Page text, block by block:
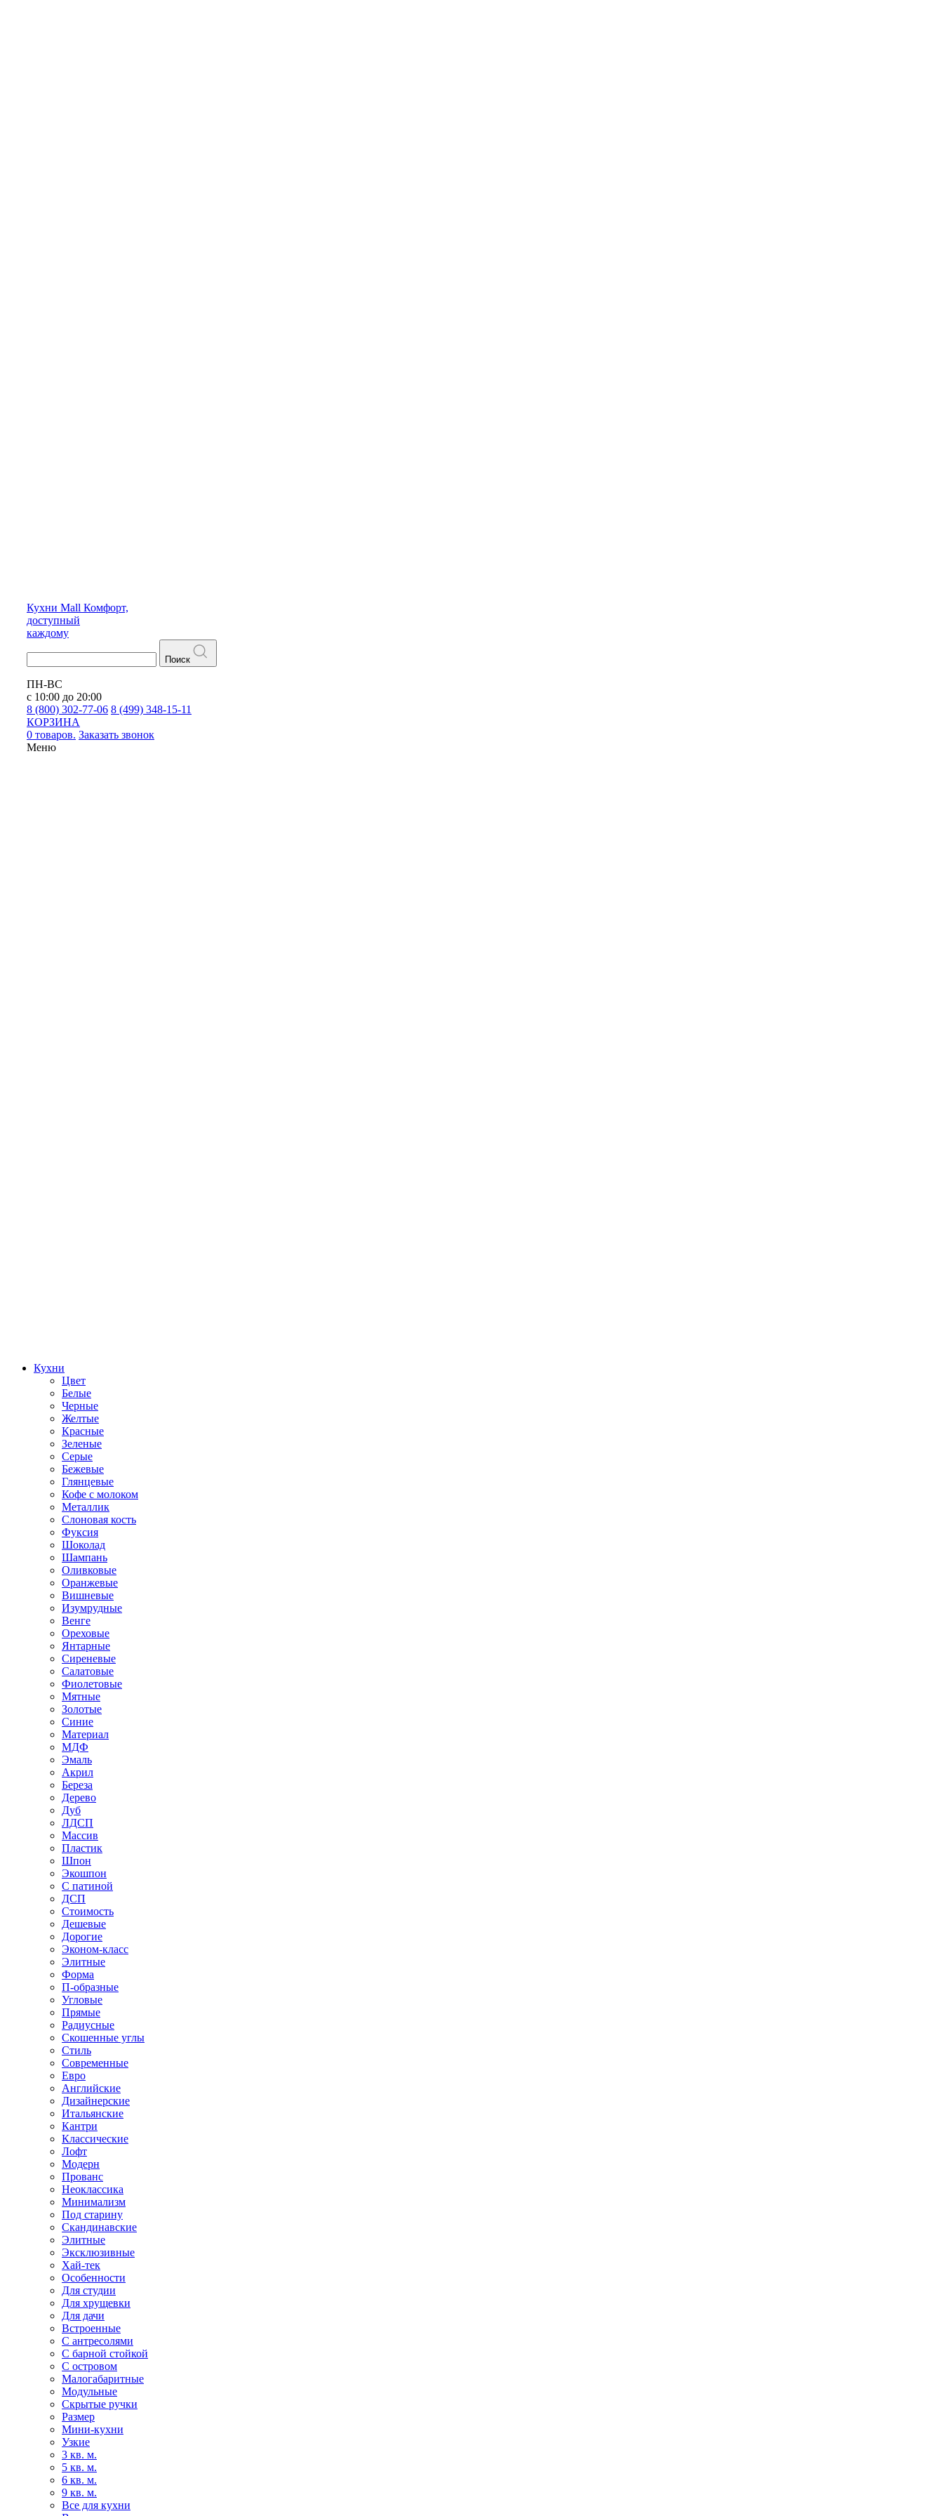
Кухни Mall Комфорт,
доступный
каждому
Поиск
ПН-ВС
с 10:00 до 20:00
8 (800) 302-77-06 8 (499) 348-15-11
КОРЗИНА
0 товаров. Заказать звонок
Меню
Кухни
Цвет
Белые
Черные
Желтые
Красные
Зеленые
Серые
Бежевые
Глянцевые
Кофе с молоком
Металлик
Слоновая кость
Фуксия
Шоколад
Шампань
Оливковые
Оранжевые
Вишневые
Изумрудные
Венге
Ореховые
Янтарные
Сиреневые
Салатовые
Фиолетовые
Мятные
Золотые
Синие
Материал
МДФ
Эмаль
Акрил
Береза
Дерево
Дуб
ЛДСП
Массив
Пластик
Шпон
Экошпон
С патиной
ДСП
Стоимость
Дешевые
Дорогие
Эконом-класс
Элитные
Форма
П-образные
Угловые
Прямые
Радиусные
Скошенные углы
Стиль
Современные
Евро
Английские
Дизайнерские
Итальянские
Кантри
Классические
Лофт
Модерн
Прованс
Неоклассика
Минимализм
Под старину
Скандинавские
Элитные
Эксклюзивные
Хай-тек
Особенности
Для студии
Для хрущевки
Для дачи
Встроенные
С антресолями
С барной стойкой
С островом
Малогабаритные
Модульные
Скрытые ручки
Размер
Мини-кухни
Узкие
3 кв. м.
5 кв. м.
6 кв. м.
9 кв. м.
Все для кухни